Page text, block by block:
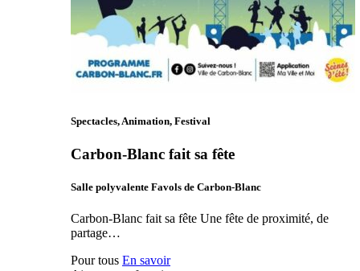
Spectacles, Animation, Festival
Carbon-Blanc fait sa fête
Salle polyvalente Favols de Carbon-Blanc
Carbon-Blanc fait sa fête Une fête de proximité, de
partage…
Pour tous En savoir